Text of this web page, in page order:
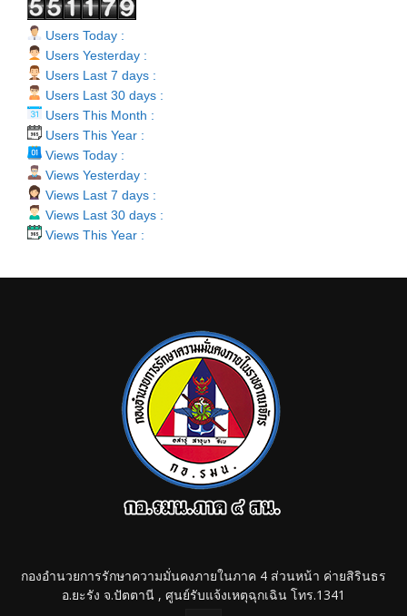
Users Today :
Users Yesterday :
Users Last 7 days :
Users Last 30 days :
Users This Month :
Users This Year :
Views Today :
Views Yesterday :
Views Last 7 days :
Views Last 30 days :
Views This Year :
กองอำนวยการรักษาความมั่นคงภายในภาค 4 ส่วนหน้า ค่ายสิรินธร
อ.ยะรัง จ.ปัตตานี , ศูนย์รับแจ้งเหตุฉุกเฉิน โทร.1341